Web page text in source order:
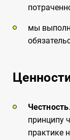
мы
Честность
принципу
практике